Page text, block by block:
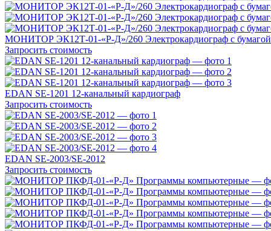
МОНИТОР ЭК12Т-01-«Р-Д»/260 Электрокардиограф с
Запросить стоимость
EDAN SE-1201 12-канальный кардиограф
Запросить стоимость
EDAN SE-2003/SE-2012
Запросить стоимость